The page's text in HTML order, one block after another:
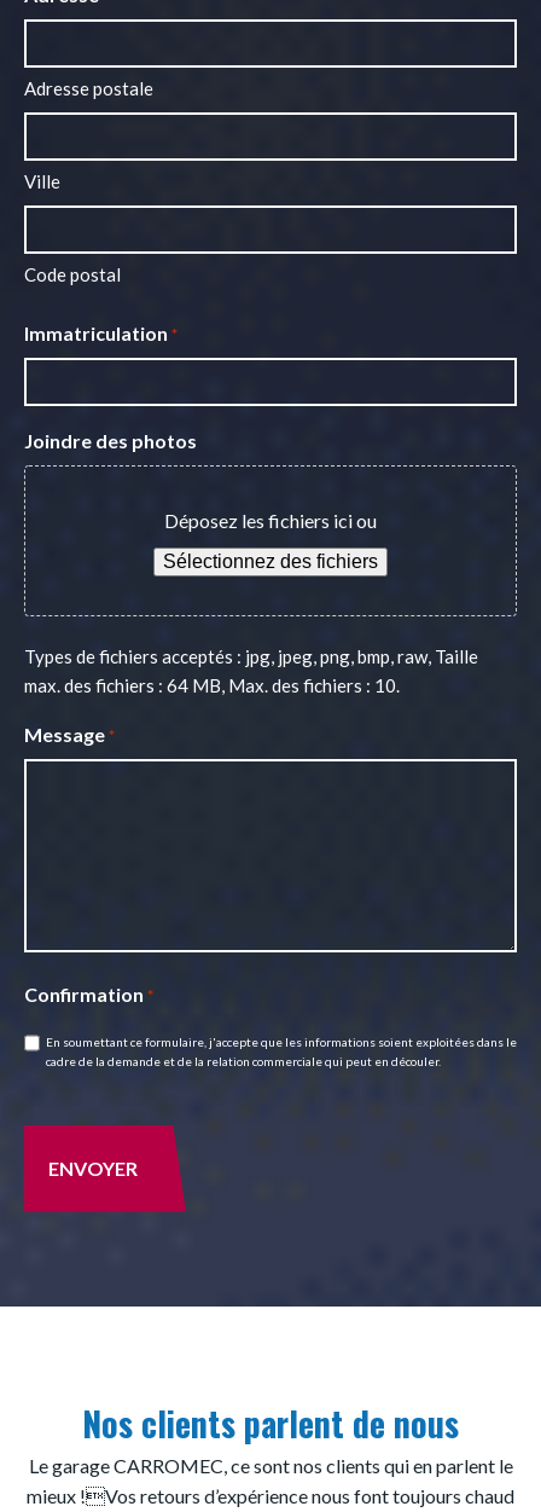
Adresse postale
Ville
Code postal
Immatriculation *
Joindre des photos
Déposez les fichiers ici ou
Sélectionnez des fichiers
Types de fichiers acceptés : jpg, jpeg, png, bmp, raw, Taille
max. des fichiers : 64 MB, Max. des fichiers : 10.
Message *
Confirmation *
En soumettant ce formulaire, j'accepte que les informations soient exploitées dans le
cadre de la demande et de la relation commerciale qui peut en découler.
CAPTCHA
Nos clients parlent de nous
Le garage CARROMEC, ce sont nos clients qui en parlent le
mieux !Vos retours d’expérience nous font toujours chaud